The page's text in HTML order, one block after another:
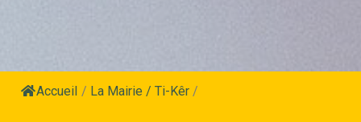
Accueil / La Mairie / Ti-Kêr /